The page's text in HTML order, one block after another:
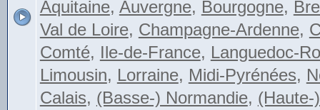
Aquitaine, Auvergne, Bourgogne,
Val de Loire, Champagne-Ardenne,
Comté, Ile-de-France, Languedoc-
Limousin, Lorraine, Midi-Pyrénées,
Calais, (Basse-) Normandie, (Haute-